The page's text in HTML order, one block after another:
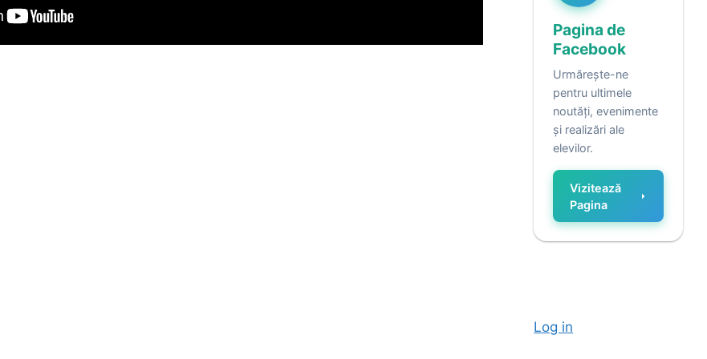
Pagina de
Facebook
Urmărește-ne
pentru ultimele
noutăți, evenimente
și realizări ale
elevilor.
Vizitează
Pagina
Log in